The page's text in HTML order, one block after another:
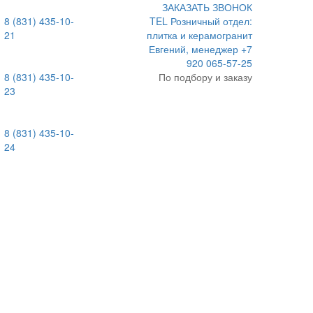
8 (831) 435-10-
21
8 (831) 435-10-
23
8 (831) 435-10-
24
ЗАКАЗАТЬ ЗВОНОК
TEL Розничный отдел:
плитка и керамогранит
Евгений, менеджер +7
920 065-57-25
По подбору и заказу